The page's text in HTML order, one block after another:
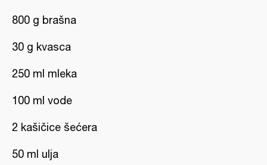
800 g brašna
30 g kvasca
250 ml mleka
100 ml vode
2 kašičice šećera
50 ml ulja